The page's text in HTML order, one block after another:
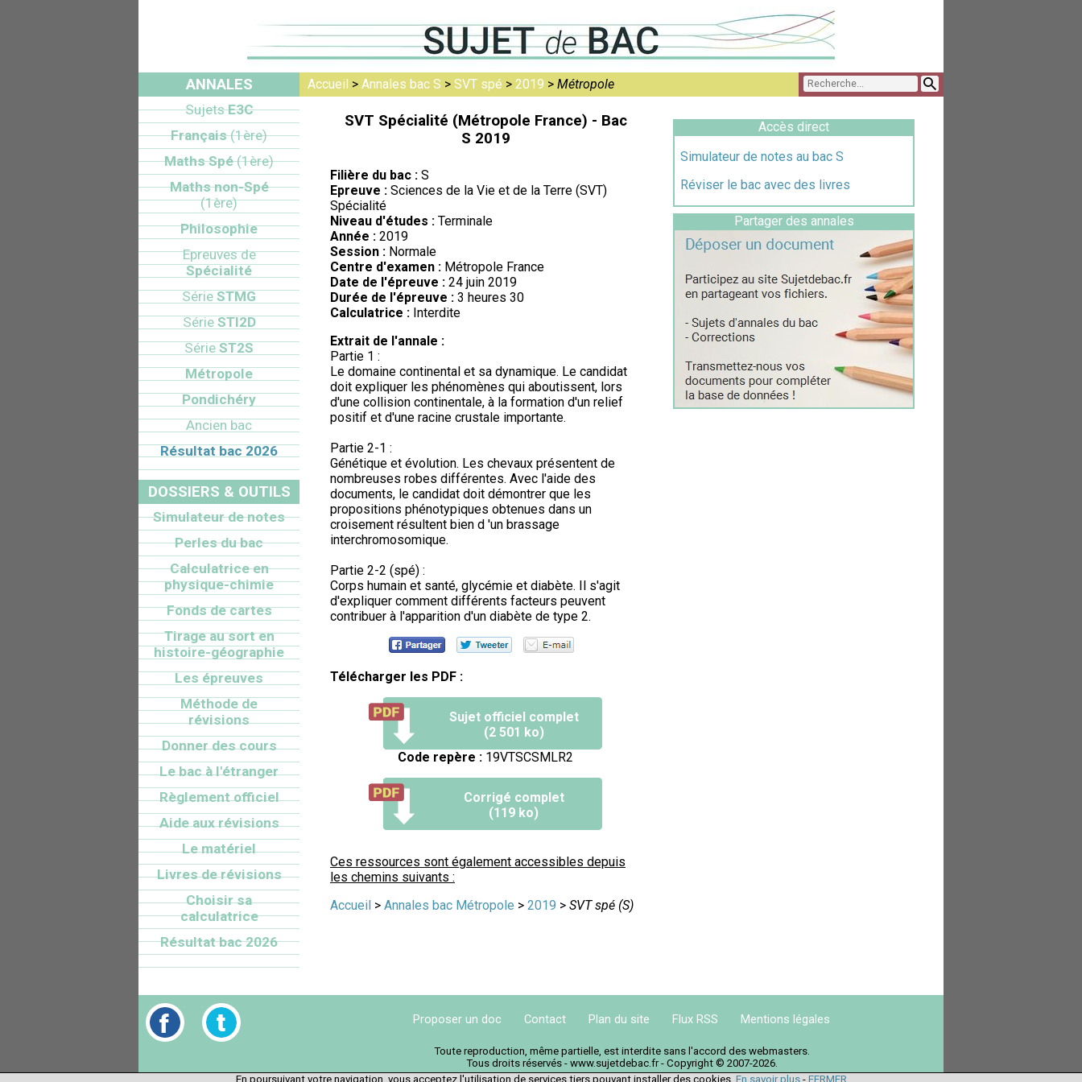
Accueil > Annales bac S > SVT spé > 2019 > Métropole
SVT Spécialité (Métropole France) - Bac
S 2019
Filière du bac : S
Epreuve : Sciences de la Vie et de la Terre (SVT)
Spécialité
Niveau d'études : Terminale
Année : 2019
Session : Normale
Centre d'examen : Métropole France
Date de l'épreuve : 24 juin 2019
Durée de l'épreuve : 3 heures 30
Calculatrice : Interdite
Extrait de l'annale :
Partie 1 :
Le domaine continental et sa dynamique. Le candidat
doit expliquer les phénomènes qui aboutissent, lors
d'une collision continentale, à la formation d'un relief
positif et d'une racine crustale importante.
Partie 2-1 :
Génétique et évolution. Les chevaux présentent de
nombreuses robes différentes. Avec l'aide des
documents, le candidat doit démontrer que les
propositions phénotypiques obtenues dans un
croisement résultent bien d 'un brassage
interchromosomique.
Partie 2-2 (spé) :
Corps humain et santé, glycémie et diabète. Il s'agit
d'expliquer comment différents facteurs peuvent
contribuer à l'apparition d'un diabète de type 2.
Télécharger les PDF :
Sujet officiel complet
(2 501 ko)
Code repère : 19VTSCSMLR2
Corrigé complet
(119 ko)
Ces ressources sont également accessibles depuis
les chemins suivants :
Accueil > Annales bac Métropole > 2019 > SVT spé (S)
Accès direct
Simulateur de notes au bac S
Réviser le bac avec des livres
Partager des annales
ANNALES
SujetsE3C
Français(1ère)
Maths Spé(1ère)
Maths non-Spé
(1ère)
Philosophie
Epreuves de
Spécialité
Série STMG
SérieSTI2D
Série ST2S
Métropole
Pondichéry
Ancien bac
Résultat bac 2026
DOSSIERS & OUTILS
Simulateur de notes
Perles du bac
Calculatrice en
physique-chimie
Fonds de cartes
Tirage au sort en
histoire-géographie
Les épreuves
Méthode de
révisions
Donner des cours
Le bac à l'étranger
Règlement officiel
Aide aux révisions
Le matériel
Livres de révisions
Choisir sa
calculatrice
Résultat bac 2026
Proposer un doc Contact Plan du site Flux RSS Mentions légales
Toute reproduction, même partielle, est interdite sans l'accord des webmasters.
Tous droits réservés - www.sujetdebac.fr - Copyright © 2007-2026.
En poursuivant votre navigation, vous acceptez l'utilisation de services tiers pouvant installer des cookies. En savoir plus- FERMER